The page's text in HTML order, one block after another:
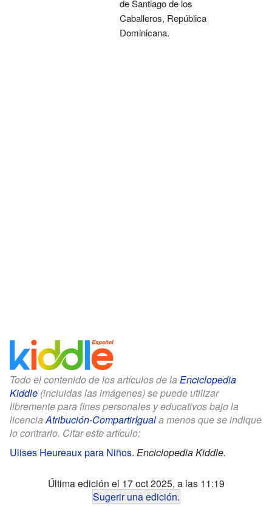
de Santiago de los
Caballeros, República
Dominicana.
Todo el contenido de los artículos de la Enciclopedia
Kiddle (incluidas las imágenes) se puede utilizar
libremente para fines personales y educativos bajo la
licenciaAtribución-CompartirIguala menos que se indique
lo contrario. Citar este artículo:
Ulises Heureaux para Niños. Enciclopedia Kiddle.
Última edición el 17 oct 2025, a las 11:19
Sugerir una edición.